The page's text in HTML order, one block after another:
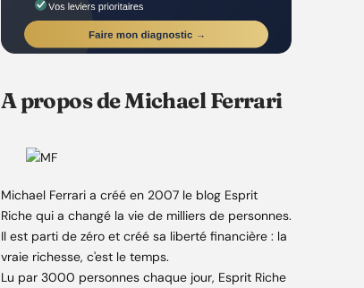
A propos de Michael Ferrari
Michael Ferrari a créé en 2007 le blog Esprit
Riche qui a changé la vie de milliers de personnes.
Il est parti de zéro et créé sa liberté financière : la
vraie richesse, c'est le temps.
Lu par 3000 personnes chaque jour, Esprit Riche